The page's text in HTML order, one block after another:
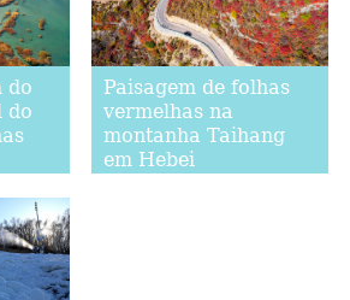
do
do
Paisagem de folhas
vermelhas na
montanha Taihang
em Hebei